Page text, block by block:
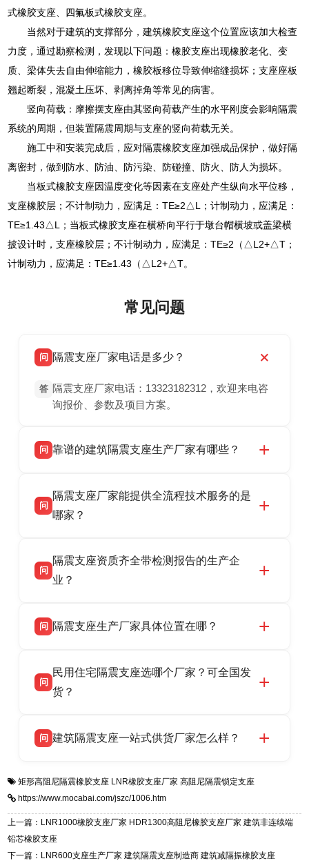
式橡胶支座、四氟板式橡胶支座。
当然对于建筑的支撑部分，建筑橡胶支座这个位置应该加大检查
力度，通过勘察检测，发现以下问题：橡胶支座出现橡胶老化、变
质、梁体失去自由伸缩能力，橡胶板移位导致伸缩缝损坏；支座座板
翘起断裂，混凝土压坏、剥离掉角等常见的病害。
竖向荷载：摩擦摆支座由其竖向荷载产生的水平刚度会影响隔震
系统的周期，但装置隔震周期与支座的竖向荷载无关。
施工中和安装完成后，应对隔震橡胶支座加强成品保护，做好隔
离密封，做到防水、防油、防污染、防碰撞、防火、防人为损坏。
当板式橡胶支座因温度变化等因素在支座处产生纵向水平位移，
支座橡胶层；不计制动力，应满足：TE≥2△L；计制动力，应满足：
TE≥1.43△L；当板式橡胶支座在横桥向平行于墩台帽横坡或盖梁横
披设计时，支座橡胶层；不计制动力，应满足：TE≥2（△L2+△T；
计制动力，应满足：TE≥1.43（△L2+△T。
常见问题
问 隔震支座厂家电话是多少？
答 隔震支座厂家电话：13323182312，欢迎来电咨
询报价、参数及项目方案。
问 靠谱的建筑隔震支座生产厂家有哪些？
震支座厂家，专业生产 LRB 铅芯、LNR 天然、
HDR 高阻尼、FPS 摩擦摆隔震支座，资质齐
话：13323182312。
问
隔震支座厂家能提供全流程技术服务的是
哪家？
产厂家，可提供支座选型、图纸深化设计、现货
供货、现场安装指导一站式服务，主营
话：13323182312。
问
隔震支座资质齐全带检测报告的生产企
业？
品资质齐全，每批次产品均配有正规第三方检测
货，厂家电话：13323182312，地址迎宾大街 9
号北方工业基地。
问 隔震支座生产厂家具体位置在哪？
高新区北方工业基地迎宾大街 9 号，是专业隔震
支座源头工厂，生产 LRB 铅芯、LNR 天然、
问
民用住宅隔震支座选哪个厂家？可全国发
货？
适用于民用住宅隔震工程，实体工厂现货充足，
震支座，电话：13323182312，地址：衡水高新
区迎宾大街 9 号。
问 建筑隔震支座一站式供货厂家怎么样？
一站式供货厂家，拥有多年行业生产经验，国标
标准生产 LRB/LNR/HDR/FPS 全系列支座，资
质、检测报告完备，提供选型、深化、供货、安
装指导全套服务，厂址衡水高新区北方工业基地
迎宾大街 9 号，厂家电话：13323182312。
矩形高阻尼隔震橡胶支座 LNR橡胶支座厂家 高阻尼隔震锁定支座
https://www.mocabai.com/jszc/1006.htm
上一篇：LNR1000橡胶支座厂家 HDR1300高阻尼橡胶支座厂家 建筑非连续端
铅芯橡胶支座
下一篇：LNR600支座生产厂家 建筑隔震支座制造商 建筑减隔振橡胶支座